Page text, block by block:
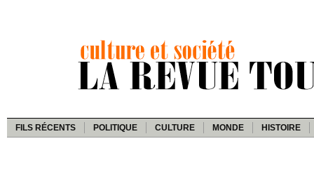
FILS RÉCENTS POLITIQUE CULTURE MONDE HISTOIRE